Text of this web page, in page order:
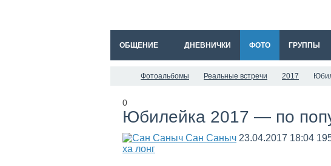
ОБЩЕНИЕ ДНЕВНИЧКИ ФОТО ГРУППЫ
Фотоальбомы Реальные встречи 2017
0
Юбилейка 2017 — по
Сан Саныч 23.04.2017 18:04
ха лонг